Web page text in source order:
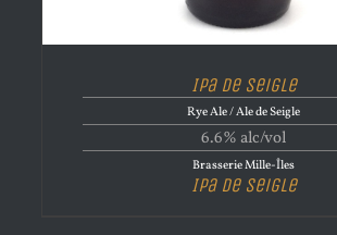
Ipa de Seigle
Rye Ale / Ale de Seigle
6.6% alc/vol
Brasserie Mille-Îles
Ipa de Seigle